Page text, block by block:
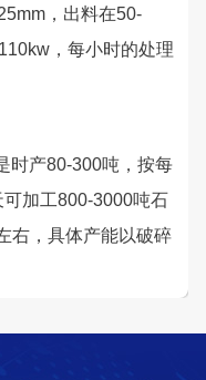
，出料在50-
，每小时的处理
时产80-300吨，按每
加工800-3000吨石
右，具体产能以破碎
设计产能
时产500-600吨
理